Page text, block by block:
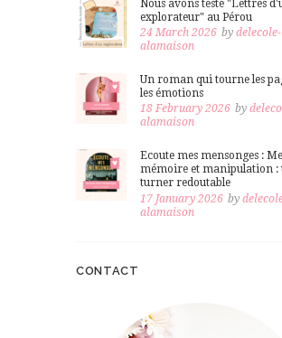
Nous avons testé "Lettres
explorateur" au Pérou
24 March 2026 bydelecole-
alamaison
Un roman qui tourne les
les émotions
18 February 2026 by
alamaison
Ecoute mes mensonges :
mémoire et manipulation :
turner redoutable
17 January 2026 by
alamaison
CONTACT